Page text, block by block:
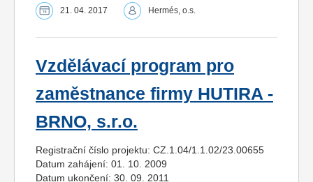
21. 04. 2017 Hermés, o.s.
Vzdělávací program pro
zaměstnance firmy HUTIRA -
BRNO, s.r.o.
Registrační číslo projektu: CZ.1.04/1.1.02/23.00655
Datum zahájení: 01. 10. 2009
Datum ukončení: 30. 09. 2011